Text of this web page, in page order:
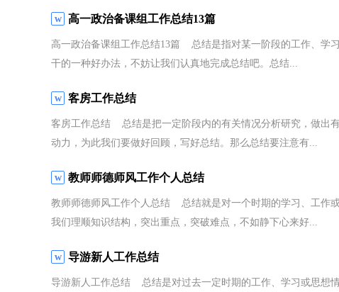
高一政治备课组工作总结13篇
高一政治备课组工作总结13篇 总结是指对某一阶段的工作、学
干的一种好办法，不妨让我们认真地完成总结吧。总结...
客房工作总结
客房工作总结 总结是把一定阶段内的有关情况分析研究，做出
动力，为此我们要做好回顾，写好总结。那么总结要注意有...
教师师德师风工作个人总结
教师师德师风工作个人总结 总结就是对一个时期的学习、工作
我们理顺知识结构，突出重点，突破难点，不如静下心来好...
导游新人工作总结
导游新人工作总结 总结是对过去一定时期的工作、学习或思想